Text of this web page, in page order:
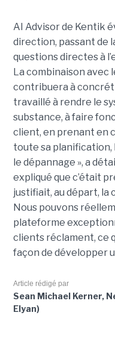
AI Advisor de Kentik
direction, passant de
questions directes à
La combinaison avec
contribuera à
travaillé à rendre le
substance, à faire
client, en prenant en
toute sa planification,
le dépannage », a
expliqué que c’était
justifiait, au départ, la
Nous pouvons
plateforme
clients réclament, ce
façon de développer
Article rédigé par
Sean Michael Kerner,
Elyan)